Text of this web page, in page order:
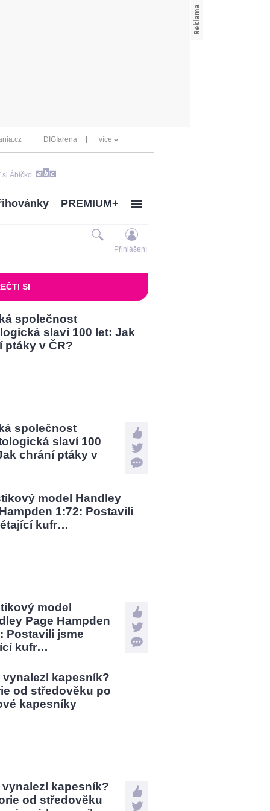
DIGIarena více
si Ábíčko
PREMIUM+
Přihlášení
SI
společnost
slaví 100
chrání ptáky v
model
Page Hampden
Postavili jsme
kufr…
vynalezl kapesník?
od středověku